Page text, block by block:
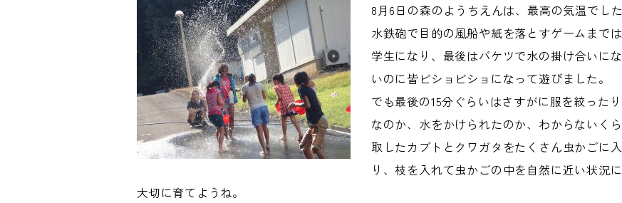
8月6日の森のようちえんは、最高の気温でした
水鉄砲で目的の風船や紙を落とすゲームまで
学生になり、最後はバケツで水の掛け合いに
いのに皆ビショビショになって遊びました。
でも最後の15分ぐらいはさすがに服を絞った
なのか、水をかけられたのか、わからないく
取したカブトとクワガタをたくさん虫かごに
り、枝を入れて虫かごの中を自然に近い状況
大切に育てようね。